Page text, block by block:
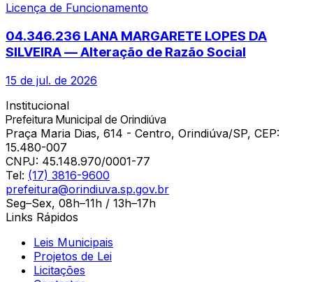
Licença de Funcionamento
04.346.236 LANA MARGARETE LOPES DA
SILVEIRA — Alteração de Razão Social
15 de jul. de 2026
Institucional
Prefeitura Municipal de Orindiúva
Praça Maria Dias, 614 - Centro, Orindiúva/SP, CEP:
15.480-007
CNPJ: 45.148.970/0001-77
Tel: (17) 3816-9600
prefeitura@orindiuva.sp.gov.br
Seg–Sex, 08h–11h / 13h–17h
Links Rápidos
Leis Municipais
Projetos de Lei
Licitações